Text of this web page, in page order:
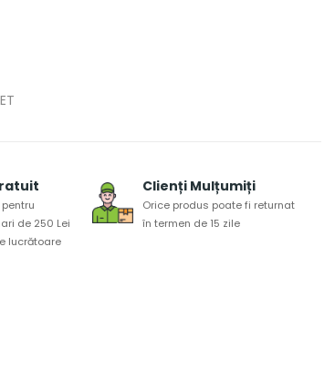
de 250 Lei
lucrătoare
Clienți Mulțumiți
Orice produs poate fi returnat
în termen de 15 zile